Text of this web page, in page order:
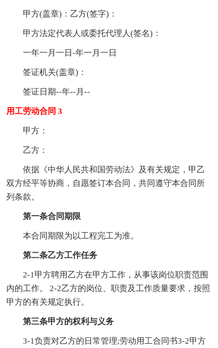
甲方(盖章)：乙方(签字)：
甲方法定代表人或委托代理人(签名)：
一年一月一日-年一月一日
签证机关(盖章)：
签证日期--年--月--
用工劳动合同 3
甲方：
乙方：
依据《中华人民共和国劳动法》及有关规定，甲乙
双方经平等协商，自愿签订本合同，共同遵守本合同所
列条款。
第一条合同期限
本合同期限为以工程完工为准。
第二条乙方工作任务
2-1甲方聘用乙方在甲方工作，从事该岗位职责范围
内的工作。 2-2乙方的岗位、职责及工作质量要求，按照
甲方的有关规定执行。
第三条甲方的权利与义务
3-1负责对乙方的日常管理;劳动用工合同书3-2甲方